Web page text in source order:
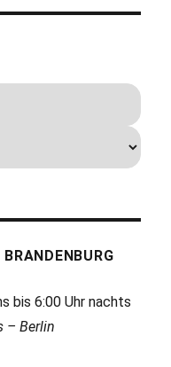
bis 6:00 Uhr nachts
– Berlin